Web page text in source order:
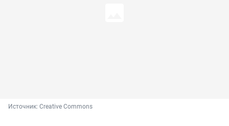
Источник: Creative Commons